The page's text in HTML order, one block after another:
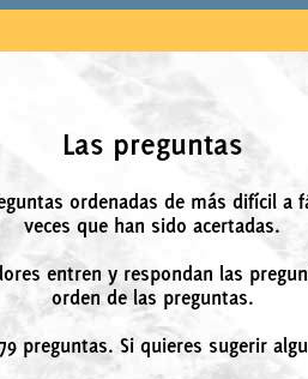
Las preguntas
ordenadas de más difícil a
veces que han sido acertadas.
entren y respondan las
orden de las preguntas.
preguntas. Si quieres sugerir